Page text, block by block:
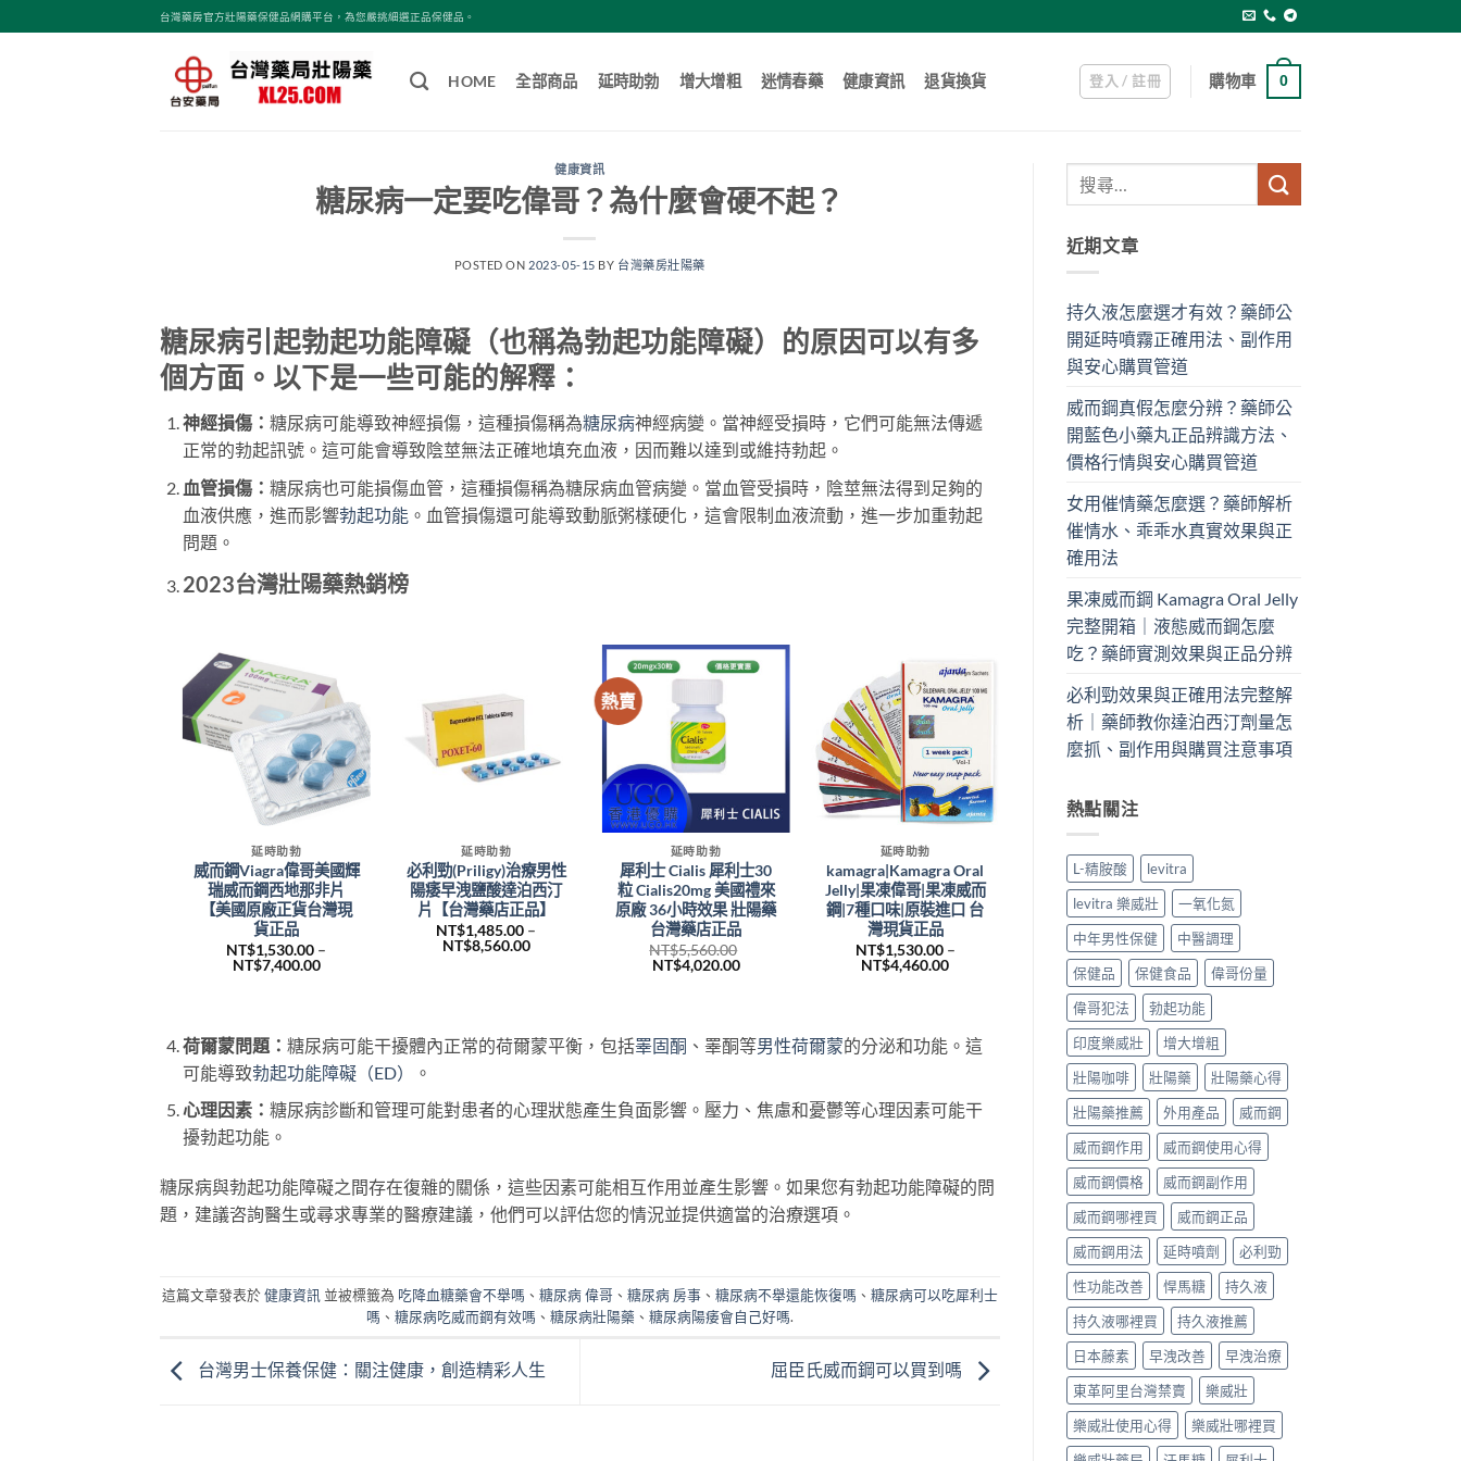
轉
台灣藥房官方壯陽藥保健品網購平台，為您嚴挑細選正品保健品。
HOME 全部商品 延時助勃 增大增粗 迷情春藥 健康資訊 退貨換貨 登入 / 註冊 購物車 0
健康資訊
糖尿病一定要吃偉哥？為什麼會硬不起？
POSTED ON 2023-05-15 BY 台灣藥房壯陽藥
糖尿病引起勃起功能障礙（也稱為勃起功能障礙）的原因可以有多
個方面。以下是一些可能的解釋：
神經損傷： 糖尿病可能導致神經損傷，這種損傷稱為糖尿病神經病變。當神經受損時，它們可能無法傳遞
正常的勃起訊號。這可能會導致陰莖無法正確地填充血液，因而難以達到或維持勃起。
血管損傷： 糖尿病也可能損傷血管，這種損傷稱為糖尿病血管病變。當血管受損時，陰莖無法得到足夠的
血液供應，進而影響勃起功能 。血管損傷還可能導致動脈粥樣硬化，這會限制血液流動，進一步加重勃起
問題。
2023台灣壯陽藥熱銷榜
延時助勃
威而鋼Viagra偉哥美國輝
瑞威而鋼西地那非片
【美國原廠正貨台灣現
貨正品
NT$1,530.00 –
NT$7,400.00價
到
NT$7,400.00
延時助勃
必利勁(Priligy)治療男性
陽痿早洩鹽酸達泊西汀
片【台灣藥店正品】
NT$1,485.00 –
NT$8,560.00價
NT$8,560.00
熱賣
+
延時助勃
犀利士 Cialis 犀利士30
粒 Cialis20mg 美國禮來
原廠 36小時效果 壯陽藥
台灣藥店正品
NT$5,560.00
原
NT$4,020.00目
+
延時助勃
kamagra|Kamagra Oral
Jelly|果凍偉哥|果凍威而
鋼|7種口味|原裝進口 台
灣現貨正品
NT$1,530.00 –
NT$4,460.00價
到
NT$4,460.00
必利吉P-Force|超級雙效
威而鋼|加強版|藍P|普力
吉|印度必利吉|治療陽痿
早洩 台灣現貨
NT$1,485.00–
NT$5,200.00價
格
範
圍：
NT$1,485.00
到
NT$5,200.00
荷爾蒙問題： 糖尿病可能干擾體內正常的荷爾蒙平衡，包括睪固酮 、睪酮等男性荷爾蒙的分泌和功能。這
可能導致勃起功能障礙（ED）
。
心理因素： 糖尿病診斷和管理可能對患者的心理狀態產生負面影響。壓力、焦慮和憂鬱等心理因素可能干
擾勃起功能。
糖尿病與勃起功能障礙之間存在復雜的關係，這些因素可能相互作用並產生影響。如果您有勃起功能障礙的問
題，建議咨詢醫生或尋求專業的醫療建議，他們可以評估您的情況並提供適當的治療選項。
這篇文章發表於健康資訊並被標籤為 吃降血糖藥會不舉嗎 、 糖尿病 偉哥 、 糖尿病 房事、 糖尿病不舉還能恢復嗎 、 糖尿病可以吃犀利士
嗎 、 糖尿病吃威而鋼有效嗎 、 糖尿病壯陽藥 、 糖尿病陽痿會自己好嗎.
台灣男士保養保健：關注健康，創造精彩人生 屈臣氏威而鋼可以買到嗎
近期文章
持久液怎麼選才有效？藥師公
開延時噴霧正確用法、副作用
與安心購買管道
威而鋼真假怎麼分辨？藥師公
開藍色小藥丸正品辨識方法、
價格行情與安心購買管道
女用催情藥怎麼選？藥師解析
催情水、乖乖水真實效果與正
確用法
果凍威而鋼 Kamagra Oral Jelly
完整開箱｜液態威而鋼怎麼
吃？藥師實測效果與正品分辨
必利勁效果與正確用法完整解
析｜藥師教你達泊西汀劑量怎
麼抓、副作用與購買注意事項
熱點關注
L-精胺酸
levitra
levitra 樂威壯
一氧化氮
中年男性保健
中醫調理
保健品
保健食品
偉哥份量
偉哥犯法
勃起功能
印度樂威壯
增大增粗
壯陽咖啡
壯陽藥
壯陽藥心得
壯陽藥推薦
外用產品
威而鋼
威而鋼作用
威而鋼使用心得
威而鋼價格
威而鋼副作用
威而鋼哪裡買
威而鋼正品
威而鋼用法
延時噴劑
必利勁
性功能改善
悍馬糖
持久液
持久液哪裡買
持久液推薦
日本藤素
早洩改善
早洩治療
東革阿里台灣禁賣
樂威壯
樂威壯使用心得
樂威壯哪裡買